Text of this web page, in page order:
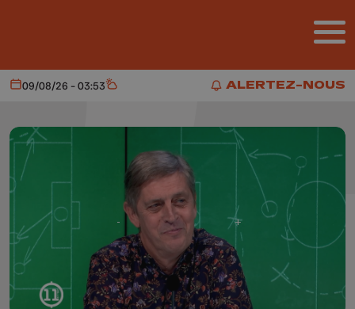
ALERTEZ-NOUS
ALERTEZ-NOUS
Aujourd'hui
09/08/26 - 03:53 Météo